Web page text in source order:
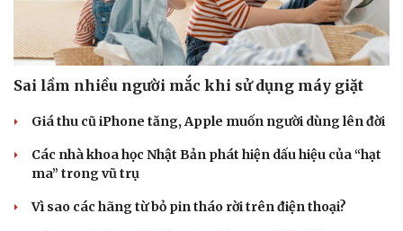
Sai lầm nhiều người mắc khi sử dụng máy giặt
Giá thu cũ iPhone tăng, Apple muốn người dùng lên đời
Các nhà khoa học Nhật Bản phát hiện dấu hiệu của “hạt
ma” trong vũ trụ
Vì sao các hãng từ bỏ pin tháo rời trên điện thoại?